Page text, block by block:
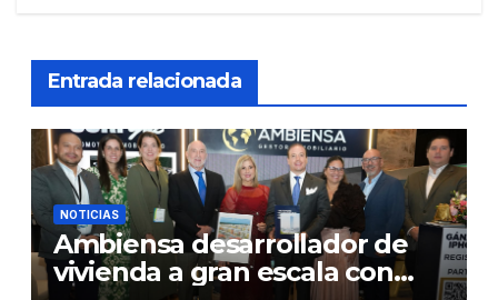
Entrada relacionada
NOTICIAS
Ambiensa desarrollador de
vivienda a gran escala con